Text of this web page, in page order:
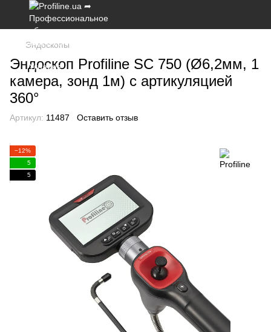
Эндоскопы
Эндоскоп Profiline SC 750 (Ø6,2мм, 1
камера, зонд 1м) с артикуляцией
360°
Артикул: 11487 Оставить отзыв
−12%
5
5